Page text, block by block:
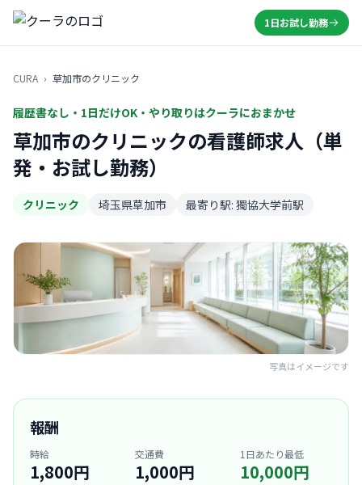
1日お試し勤務
CURA › 草加市のクリニック
履歴書なし・1日だけOK・やり取りはクーラにおまかせ
草加市のクリニックの看護師求人（単
発・お試し勤務）
クリニック 埼玉県草加市 最寄り駅: 獨協大学前駅
写真はイメージです
報酬
時給
1,800円
交通費
1,000円
1日あたり最低
10,000円